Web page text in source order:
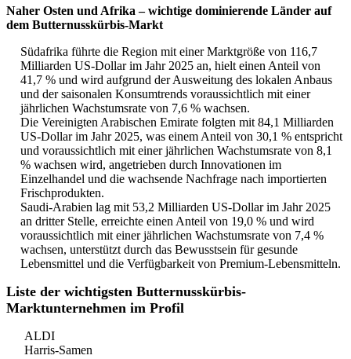
Naher Osten und Afrika – wichtige dominierende Länder auf
dem Butternusskürbis-Markt
Südafrika führte die Region mit einer Marktgröße von 116,7
Milliarden US-Dollar im Jahr 2025 an, hielt einen Anteil von
41,7 % und wird aufgrund der Ausweitung des lokalen Anbaus
und der saisonalen Konsumtrends voraussichtlich mit einer
jährlichen Wachstumsrate von 7,6 % wachsen.
Die Vereinigten Arabischen Emirate folgten mit 84,1 Milliarden
US-Dollar im Jahr 2025, was einem Anteil von 30,1 % entspricht
und voraussichtlich mit einer jährlichen Wachstumsrate von 8,1
% wachsen wird, angetrieben durch Innovationen im
Einzelhandel und die wachsende Nachfrage nach importierten
Frischprodukten.
Saudi-Arabien lag mit 53,2 Milliarden US-Dollar im Jahr 2025
an dritter Stelle, erreichte einen Anteil von 19,0 % und wird
voraussichtlich mit einer jährlichen Wachstumsrate von 7,4 %
wachsen, unterstützt durch das Bewusstsein für gesunde
Lebensmittel und die Verfügbarkeit von Premium-Lebensmitteln.
Liste der wichtigsten Butternusskürbis-
Marktunternehmen im Profil
ALDI
Harris-Samen